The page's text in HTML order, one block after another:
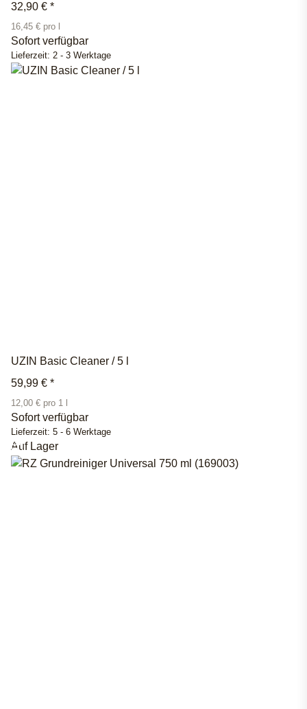
32,90 € *
16,45 € pro l
Sofort verfügbar
Lieferzeit: 2 - 3 Werktage
UZIN Basic Cleaner / 5 l
59,99 € *
12,00 € pro 1 l
Sofort verfügbar
Lieferzeit: 5 - 6 Werktage
Auf Lager